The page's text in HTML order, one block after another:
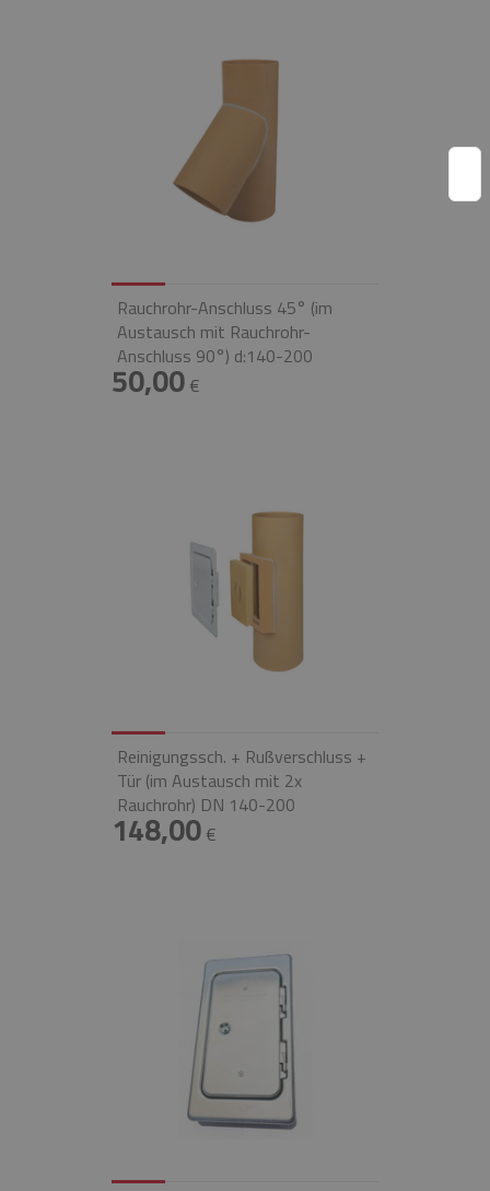
Rauchrohr-Anschluss 45° (im
Austausch mit Rauchrohr-
Anschluss 90°) d:140-200
50,00€
Reinigungssch. + Rußverschluss +
Tür (im Austausch mit 2x
Rauchrohr) DN 140-200
148,00€